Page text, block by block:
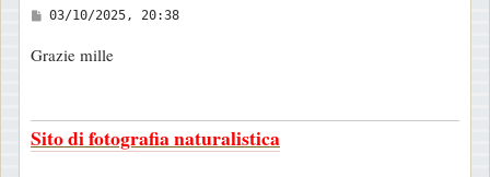
M
s
a
g
03/10/2025, 20:38
Grazie mille
Sito di fotografia naturalistica